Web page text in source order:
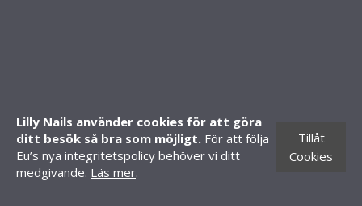
Lilly Nails använder cookies för att göra
ditt besök så bra som möjligt. För att följa
Eu’s nya integritetspolicy behöver vi ditt
medgivande. Läs mer.
Tillåt
Cookies
Butiker
CONTACT INFORMATION